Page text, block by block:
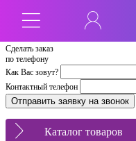
Сделать заказ
по телефону
Как Вас зовут?
Контактный телефон
Каталог товаров